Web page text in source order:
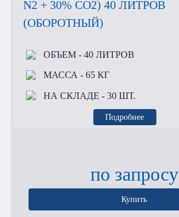
N2 + 30% CO2) 40 ЛИТРОВ
(ОБОРОТНЫЙ)
ОБЪЕМ- 40 ЛИТРОВ
МАССА - 65 КГ
НА СКЛАДЕ - 30 ШТ.
Подробнее
по запросу
Купить